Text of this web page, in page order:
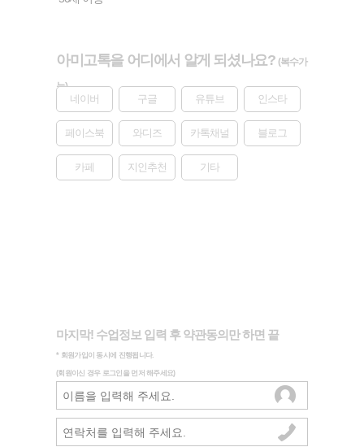
아미고톡을 어디에서 알게 되셨나요? (복수가
능)
네이버 구글 유튜브 인스타
페이스북 와디즈 카톡채널 블로그
카페 지인추천 기타
마지막! 수업정보 입력 후 약관동의만 하면 끝
* 회원가입이 동시에 진행됩니다.
(회원이신 경우 로그인을 먼저 해주세요)